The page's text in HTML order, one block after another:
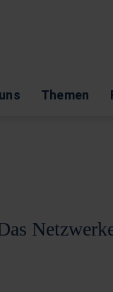
überspringen
Themen